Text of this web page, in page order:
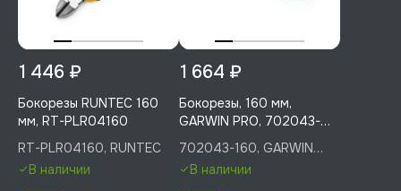
1 446 ₽
Бокорезы RUNTEC 160
мм, RT-PLR04160
RT-PLR04160, RUNTEC
В наличии
1 664 ₽
Бокорезы, 160 мм,
GARWIN PRO, 702043-
160
702043-160, GARWIN
PROВ наличии